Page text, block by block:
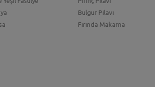
Bulgur Pilavı
Fırında Makarna